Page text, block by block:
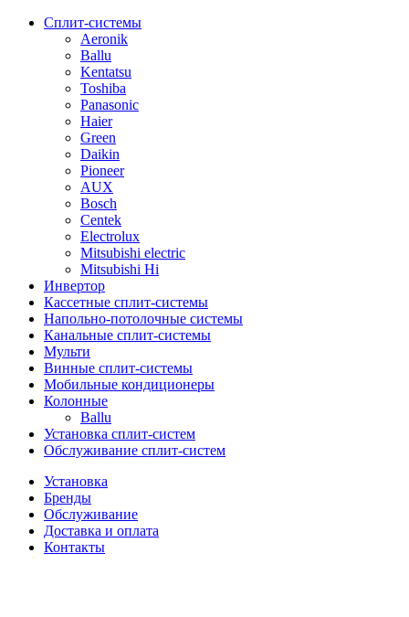
Сплит-системы
Аeronik
Ballu
Kentatsu
Toshiba
Panasonic
Haier
Green
Daikin
Pioneer
AUX
Bosch
Centek
Electrolux
Mitsubishi electric
Mitsubishi Hi
Инвертор
Кассетные сплит-системы
Напольно-потолочные системы
Канальные сплит-системы
Мульти
Винные сплит-системы
Мобильные кондиционеры
Колонные
Ballu
Установка сплит-систем
Обслуживание сплит-систем
Установка
Бренды
Обслуживание
Доставка и оплата
Контакты